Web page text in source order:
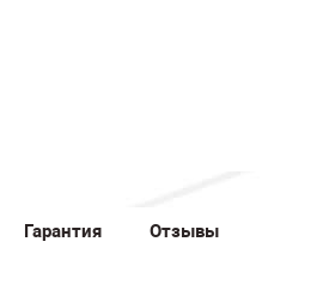
Гарантия Отзывы